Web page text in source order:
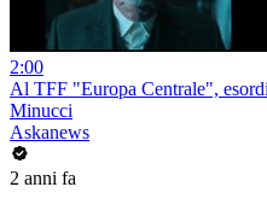
2:00
Al TFF "Europa Centrale",
Minucci
Askanews
2 anni fa